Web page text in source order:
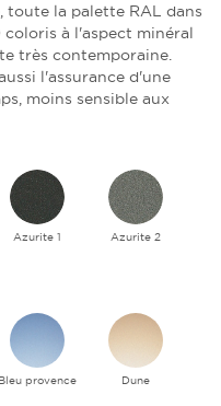
toute la palette RAL dans
à l'aspect minéral
très contemporaine.
l'assurance d'une
moins sensible aux
Azurite 1 Azurite 2
Bleu provence Dune